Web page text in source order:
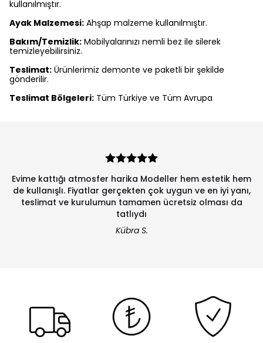
kullanılmıştır.
Ayak Malzemesi: Ahşap malzeme kullanılmıştır.
Bakım/Temizlik: Mobilyalarınızı nemli bez ile silerek
temizleyebilirsiniz.
Teslimat: Ürünlerimiz demonte ve paketli bir şekilde
gönderilir.
Teslimat Bölgeleri: Tüm Türkiye ve Tüm Avrupa
Evime kattığı atmosfer harika Modeller hem estetik hem
de kullanışlı. Fiyatlar gerçekten çok uygun ve en iyi yanı,
teslimat ve kurulumun tamamen ücretsiz olması da
tatlıydı
Kübra S.